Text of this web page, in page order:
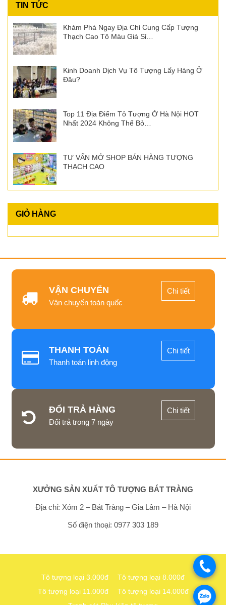
TIN TỨC
Khám Phá Ngay Địa Chỉ Cung Cấp Tượng
Thạch Cao Tô Màu Giá Sỉ…
Kinh Doanh Dịch Vụ Tô Tượng Lấy Hàng Ở
Đâu?
Top 11 Địa Điểm Tô Tượng Ở Hà Nội HOT
Nhất 2024 Không Thể Bỏ…
TƯ VẤN MỞ SHOP BÁN HÀNG TƯỢNG
THẠCH CAO
GIỎ HÀNG
VẬN CHUYỂN
Vận chuyển toàn quốc
Chi tiết
THANH TOÁN
Thanh toán linh động
Chi tiết
ĐỔI TRẢ HÀNG
Đổi trả trong 7 ngày
Chi tiết
XƯỞNG SẢN XUẤT TÔ TƯỢNG BÁT TRÀNG
Địa chỉ: Xóm 2 – Bát Tràng – Gia Lâm – Hà Nội
Số điện thoại: 0977 303 189
Tô tượng loại 3.000đ
Tô tượng loại 8.000đ
Tô tượng loại 11.000đ
Tô tượng loại 14.000đ
.
.